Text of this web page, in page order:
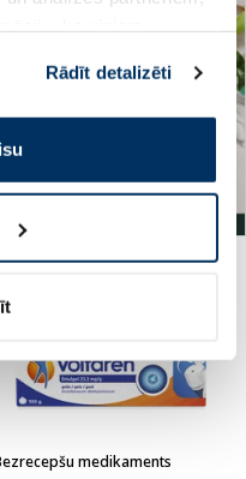
sīkdatņu
izvēli:
Rādīt detalizēti
medikaments